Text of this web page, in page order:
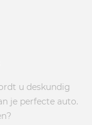
u deskundig
je perfecte auto.